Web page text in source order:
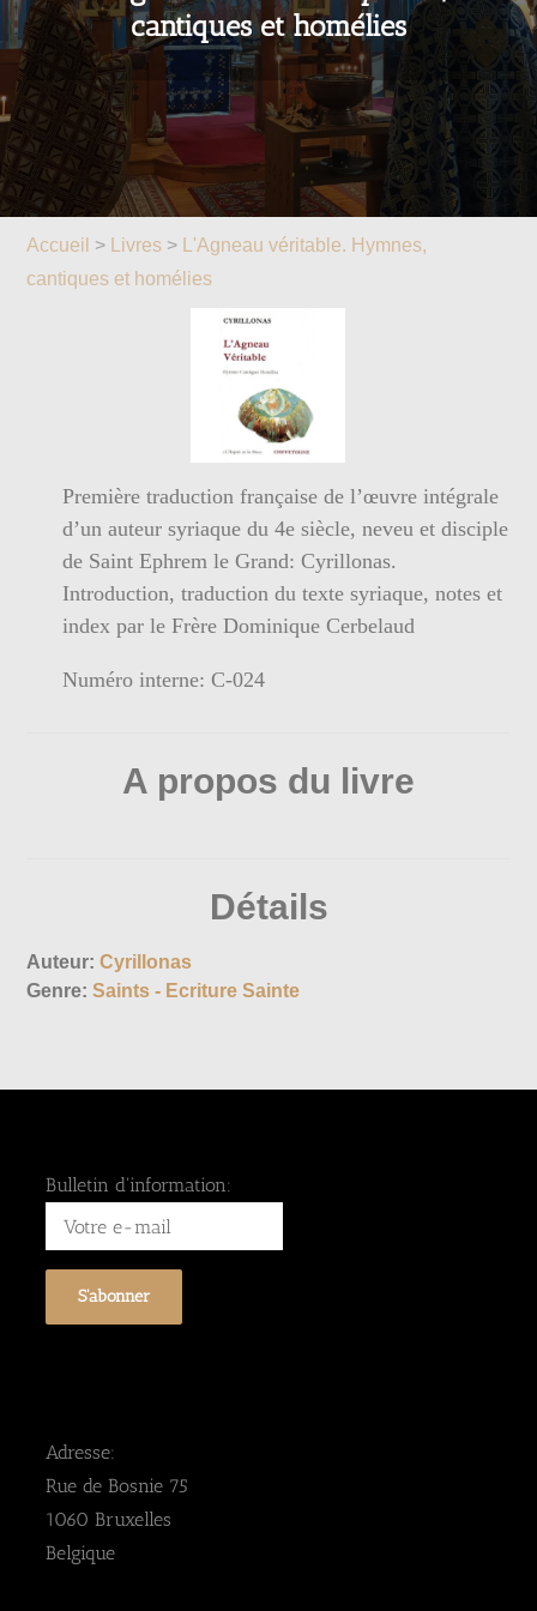
cantiques et homélies
Accueil > Livres >
L'Agneau véritable. Hymnes,
cantiques et homélies
Première traduction française de l’œuvre intégrale
d’un auteur syriaque du 4e siècle, neveu et disciple
de Saint Ephrem le Grand: Cyrillonas.
Introduction, traduction du texte syriaque, notes et
index par le Frère Dominique Cerbelaud
Numéro interne: C-024
A propos du livre
Détails
Auteur: Cyrillonas
Genre: Saints - Ecriture Sainte
Bulletin d'information:
Adresse:
Rue de Bosnie 75
1060 Bruxelles
Belgique